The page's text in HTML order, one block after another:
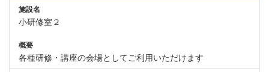
施設名
小研修室２
概要
各種研修・講座の会場としてご利用いただけます